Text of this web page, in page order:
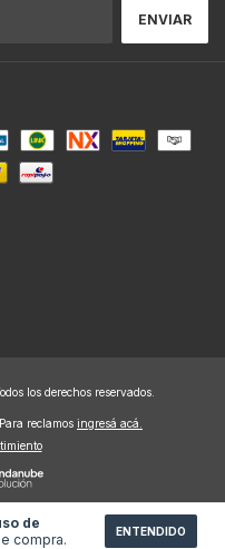
de
compra. ENTENDIDO
los derechos reservados.
reclamos ingresá acá.